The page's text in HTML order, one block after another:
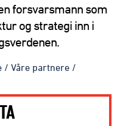
forsvarsmann som
og strategi inn i
/ Våre partnere /